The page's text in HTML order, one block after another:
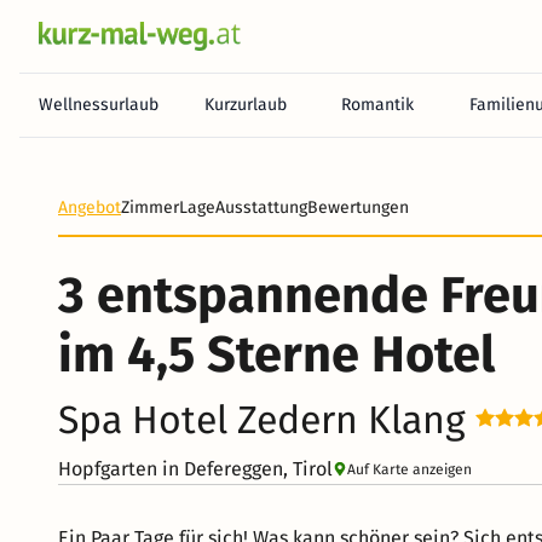
Wellnessurlaub Kurzurlaub Romantik
Heute noch keine Zahlung erforderlich! Zahlen Sie
AngebotZimmerLageAusstattungBewertungen
3 entspannende
im 4,5 Sterne Hotel
Spa Hotel Zedern Klang
Hopfgarten in Defereggen, Tirol Auf Karte anzeigen